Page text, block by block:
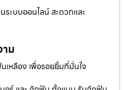
ะบบออนไลน์ สะดวกและ
ม
เหลือง เพื่อรอยยิ้มที่มั่นใจ